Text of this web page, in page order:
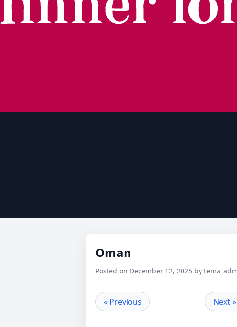
Oman
Posted on December 12, 2025 by
« Previous Next »